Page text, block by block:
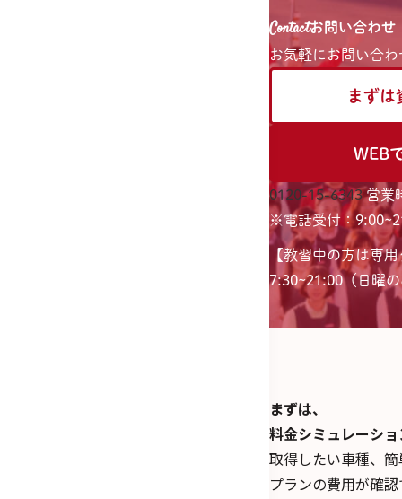
Contactお問い合わせ
お気軽に お問い合
まずは
WEB
0120-15-6343 営業
※電話受付：
【教習中の方は専
7:30~21:00（日曜
まずは、
料金シミュレーシ
取得したい車種、
プランの費用が確